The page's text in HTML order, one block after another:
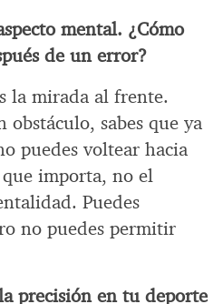
mental. ¿Cómo
de un error?
la mirada al frente.
sabes que ya
puedes voltear hacia
importa, no el
Puedes
no puedes permitir
precisión en tu deporte